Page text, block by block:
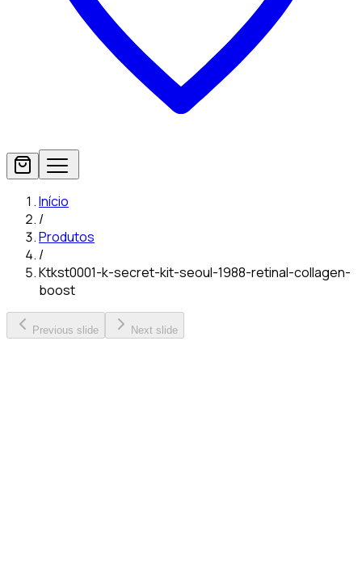
Início
/
Produtos
/
Ktkst0001-k-secret-kit-seoul-1988-retinal-collagen-
boost
Previous slide Next slide